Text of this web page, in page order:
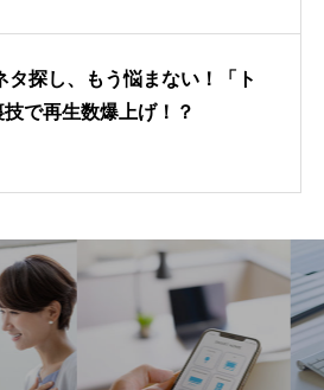
探し、もう悩まない！「ト
で再生数爆上げ！？